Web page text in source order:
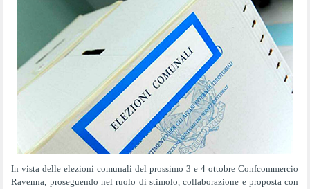
In vista delle elezioni comunali del prossimo 3 e 4 ottobre Confcommercio
Ravenna, proseguendo nel ruolo di stimolo, collaborazione e proposta con